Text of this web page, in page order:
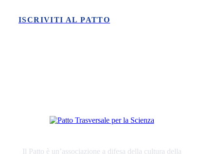
ISCRIVITI AL PATTO
Il Patto è un’associazione a difesa della cultura della